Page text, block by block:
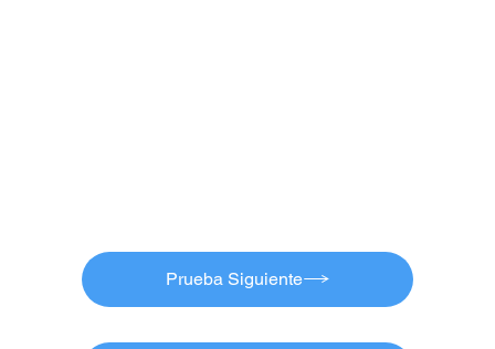
Prueba Siguiente